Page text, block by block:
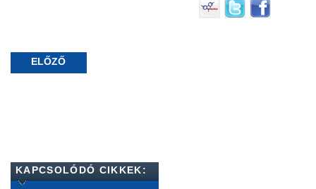
ELŐZŐ
KAPCSOLÓDÓ CIKKEK: